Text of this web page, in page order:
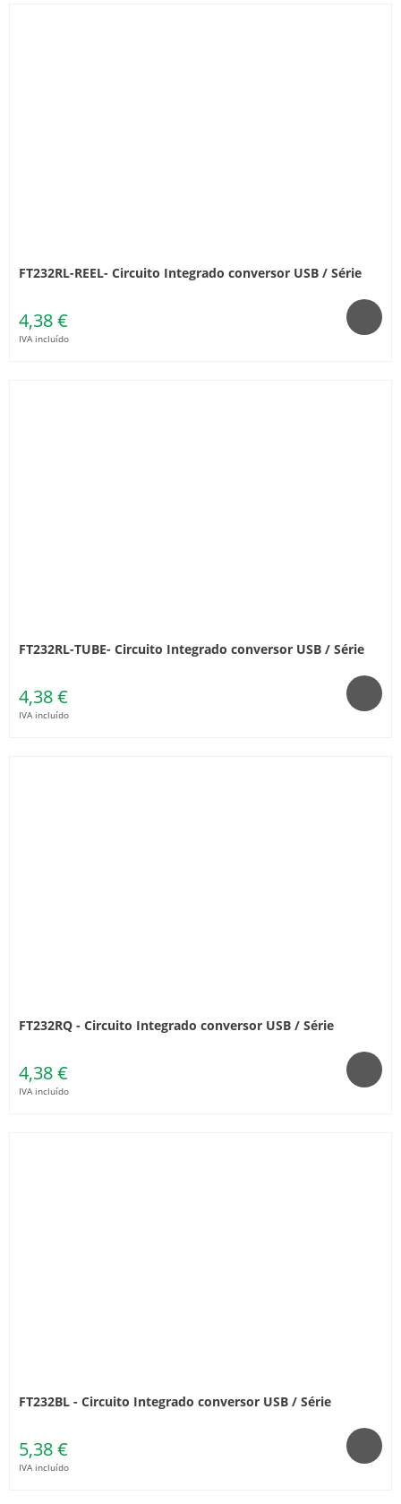
FT232RL-REEL- Circuito Integrado conversor USB / Série
4,38 €
IVA incluído
FT232RL-TUBE- Circuito Integrado conversor USB / Série
4,38 €
IVA incluído
FT232RQ - Circuito Integrado conversor USB / Série
4,38 €
IVA incluído
FT232BL - Circuito Integrado conversor USB / Série
5,38 €
IVA incluído